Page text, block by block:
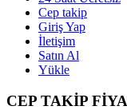
Cep takip
Giriş Yap
İletişim
Satın Al
Yükle
CEP TAKİP